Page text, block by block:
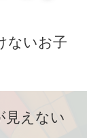
ないお子
見えない